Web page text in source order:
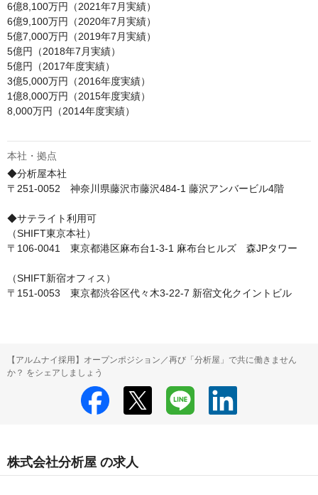
6億8,100万円（2021年7月実績）
6億9,100万円（2020年7月実績）
5億7,000万円（2019年7月実績）
5億円（2018年7月実績）
5億円（2017年度実績）
3億5,000万円（2016年度実績）
1億8,000万円（2015年度実績）
8,000万円（2014年度実績）
本社・拠点
◆分析屋本社
〒251-0052　神奈川県藤沢市藤沢484-1 藤沢アンバービル4階
◆サテライト利用可
（SHIFT東京本社）
〒106-0041　東京都港区麻布台1-3-1 麻布台ヒルズ　森JPタワー
（SHIFT新宿オフィス）
〒151-0053　東京都渋谷区代々木3-22-7 新宿文化クイントビル
【アルムナイ採用】オープンポジション／再び「分析屋」で共に働きません
か？ をシェアしましょう
株式会社分析屋 の求人